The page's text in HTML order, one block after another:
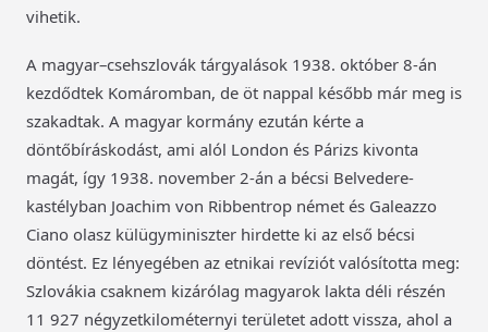
vihetik.
A magyar–csehszlovák tárgyalások 1938. október 8-án
kezdődtek Komáromban, de öt nappal később már meg is
szakadtak. A magyar kormány ezután kérte a
döntőbíráskodást, ami alól London és Párizs kivonta
magát, így 1938. november 2-án a bécsi Belvedere-
kastélyban Joachim von Ribbentrop német és Galeazzo
Ciano olasz külügyminiszter hirdette ki az első bécsi
döntést. Ez lényegében az etnikai revíziót valósította meg:
Szlovákia csaknem kizárólag magyarok lakta déli részén
11 927 négyzetkilométernyi területet adott vissza, ahol a